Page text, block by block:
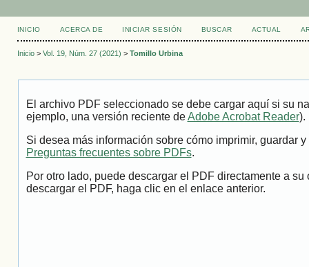
INICIO ACERCA DE INICIAR SESIÓN BUSCAR ACTUAL
Inicio> Vol. 19, Núm. 27 (2021) > Tomillo Urbina
El archivo PDF seleccionado se debe cargar aquí si su
ejemplo, una versión reciente deAdobe Acrobat Reader).
Si desea más información sobre cómo imprimir, guardar
Preguntas frecuentes sobre PDFs.
Por otro lado, puede descargar el PDF directamente a
descargar el PDF, haga clic en el enlace anterior.